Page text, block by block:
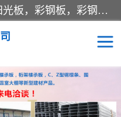
郑州鑫纵建材有限公司供应阳光板，彩钢板，彩钢钢构工程是一家集生产销售租赁安装于一体的企业，主要生产PC采光板，耐力板，仿古琉璃采光板，岩棉板、彩钢压型板、镀锌压型板、桁架楼承板，C、Z型钢檩条、围挡板、轻钢结构，阳光温室大棚等新型建材产品。公司旗下有多台移动式高空压瓦机租赁，承接全国各地业务，专业对外租赁各种型号压瓦机。
ASA合成树脂仿古瓦